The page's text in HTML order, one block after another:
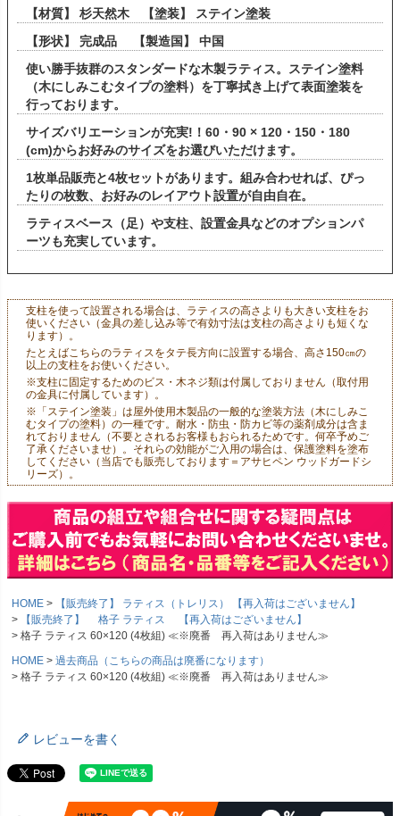
【材質】 杉天然木 【塗装】 ステイン塗装
【形状】 完成品 【製造国】 中国
使い勝手抜群のスタンダードな木製ラティス。ステイン塗料
（木にしみこむタイプの塗料）を丁寧拭き上げて表面塗装を
行っております。
サイズバリエーションが充実!！60・90 × 120・150・180
(cm)からお好みのサイズをお選びいただけます。
1枚単品販売と4枚セットがあります。組み合わせれば、ぴっ
たりの枚数、お好みのレイアウト設置が自由自在。
ラティスベース（足）や支柱、設置金具などのオプションパ
ーツも充実しています。
支柱を使って設置される場合は、ラティスの高さよりも大きい支柱をお
使いください（金具の差し込み等で有効寸法は支柱の高さよりも短くな
ります）。
たとえばこちらのラティスをタテ長方向に設置する場合、高さ150㎝の
以上の支柱をお使いください。
※支柱に固定するためのビス・木ネジ類は付属しておりません（取付用
の金具に付属しています）。
※「ステイン塗装」は屋外使用木製品の一般的な塗装方法（木にしみこ
むタイプの塗料）の一種です。耐水・防虫・防カビ等の薬剤成分は含ま
れておりません（不要とされるお客様もおられるためです。何卒予めご
了承くださいませ）。それらの効能がご入用の場合は、保護塗料を塗布
してください（当店でも販売しております＝アサヒペン ウッドガードシ
リーズ）。
HOME
【販売終了】 ラティス（トレリス） 【再入荷はございません】
【販売終了】 格子 ラティス 【再入荷はございません】
格子 ラティス 60×120 (4枚組) ≪※廃番 再入荷はありません≫
HOME
過去商品（こちらの商品は廃番になります）
格子 ラティス 60×120 (4枚組) ≪※廃番 再入荷はありません≫
レビューを書く